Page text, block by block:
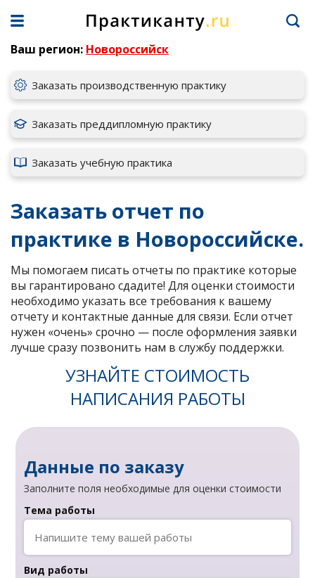
Ваш регион: Новороссийск
Заказать производственную практику
Заказать преддипломную практику
Заказать учебную практика
Заказать отчет по
практике в Новороссийске.
Мы помогаем писать отчеты по практике которые
вы гарантировано сдадите! Для оценки стоимости
необходимо указать все требования к вашему
отчету и контактные данные для связи. Если отчет
нужен «очень» срочно — после оформления заявки
лучше сразу позвонить нам в службу поддержки.
УЗНАЙТЕ СТОИМОСТЬ
НАПИСАНИЯ РАБОТЫ
Данные по заказу
Заполните поля необходимые для оценки стоимости
Тема работы
Вид работы